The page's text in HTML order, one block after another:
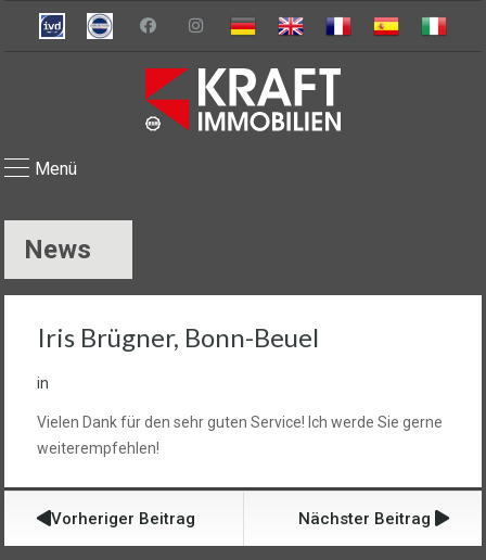
Menü
News
Iris Brügner, Bonn-Beuel
in
Vielen Dank für den sehr guten Service! Ich werde Sie gerne
weiterempfehlen!
Vorheriger Beitrag Nächster Beitrag